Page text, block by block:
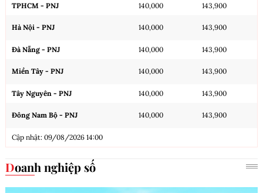
TPHCM - PNJ 140,000 143,900
Hà Nội - PNJ 140,000 143,900
Đà Nẵng - PNJ 140,000 143,900
Miền Tây - PNJ 140,000 143,900
Tây Nguyên - PNJ 140,000 143,900
Đông Nam Bộ - PNJ 140,000 143,900
Cập nhật: 09/08/2026 14:00
Doanh nghiệp số